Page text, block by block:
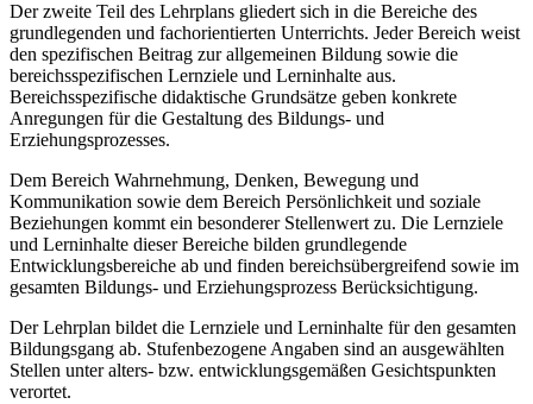
Der zweite Teil des Lehrplans gliedert sich in die Bereiche des
grundlegenden und fachorientierten Unterrichts. Jeder Bereich weist
den spezifischen Beitrag zur allgemeinen Bildung sowie die
bereichsspezifischen Lernziele und Lerninhalte aus.
Bereichsspezifische didaktische Grundsätze geben konkrete
Anregungen für die Gestaltung des Bildungs- und
Erziehungsprozesses.
Dem Bereich Wahrnehmung, Denken, Bewegung und
Kommunikation sowie dem Bereich Persönlichkeit und soziale
Beziehungen kommt ein besonderer Stellenwert zu. Die Lernziele
und Lerninhalte dieser Bereiche bilden grundlegende
Entwicklungsbereiche ab und finden bereichsübergreifend sowie im
gesamten Bildungs- und Erziehungsprozess Berücksichtigung.
Der Lehrplan bildet die Lernziele und Lerninhalte für den gesamten
Bildungsgang ab. Stufenbezogene Angaben sind an ausgewählten
Stellen unter alters- bzw. entwicklungsgemäßen Gesichtspunkten
verortet.